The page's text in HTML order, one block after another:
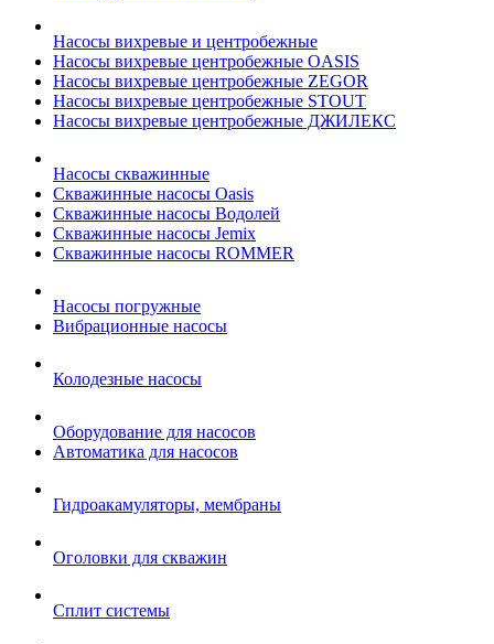
Насосы вихревые и центробежные
Насосы вихревые центробежные OASIS
Насосы вихревые центробежные ZEGOR
Насосы вихревые центробежные STOUT
Насосы вихревые центробежные ДЖИЛЕКС
Насосы скважинные
Скважинные насосы Oasis
Скважинные насосы Водолей
Скважинные насосы Jemix
Cкважинные насосы ROMMER
Насосы погружные
Вибрационные насосы
Колодезные насосы
Оборудование для насосов
Автоматика для насосов
Гидроакамуляторы, мембраны
Оголовки для скважин
Сплит системы